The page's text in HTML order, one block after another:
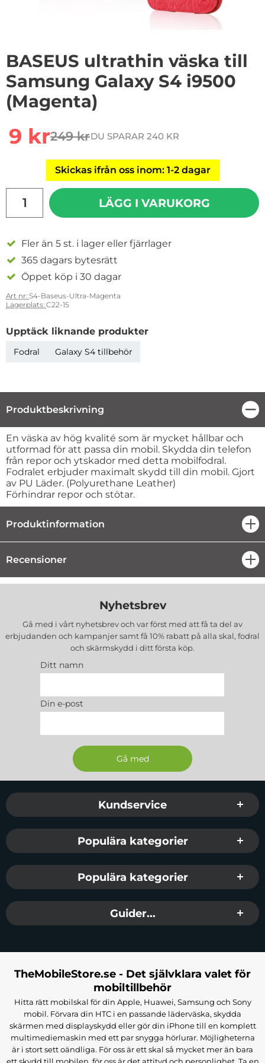
BASEUS ultrathin väska till
Samsung Galaxy S4 i9500
(Magenta)
rea pris
9 krtidigare pris
249 krDU SPARAR 240 KR
Skickas ifrån oss inom: 1-2 dagar
LÄGG I VARUKORG
Fler än 5 st. i lager eller fjärrlager
365 dagars bytesrätt
Öppet köp i 30 dagar
Art nr: S4-Baseus-Ultra-Magenta
Lagerplats: C22-15
Upptäck liknande produkter
Fodral Galaxy S4 tillbehör
Produktbeskrivning
Produktbeskrivning
En väska av hög kvalité som är mycket hållbar och
utformad för att passa din mobil. Skydda din telefon
från repor och ytskador med detta mobilfodral.
Fodralet erbjuder maximalt skydd till din mobil. Gjort
av PU Läder. (Polyurethane Leather)
Förhindrar repor och stötar.
Produktinformation
Recensioner
Nyhetsbrev
Gå med i vårt nyhetsbrev och var först med att få ta del av
erbjudanden och kampanjer samt få 10% rabatt på alla skal, fodral
och skärmskydd i ditt första köp.
Ditt namn
Din e-post
Sidfot Blandad info och länkar
Kundservice
Populära kategorier
Populära kategorier
Guider...
TheMobileStore.se - Det självklara valet för
mobiltillbehör
Hitta rätt mobilskal för din Apple, Huawei, Samsung och Sony
mobil. Förvara din HTC i en passande läderväska, skydda
skärmen med displayskydd eller gör din iPhone till en komplett
multimediemaskin med ett par snygga hörlurar. Möjligheterna
är i stort sett oändliga. För oss är ett skal så mycket mer än bara